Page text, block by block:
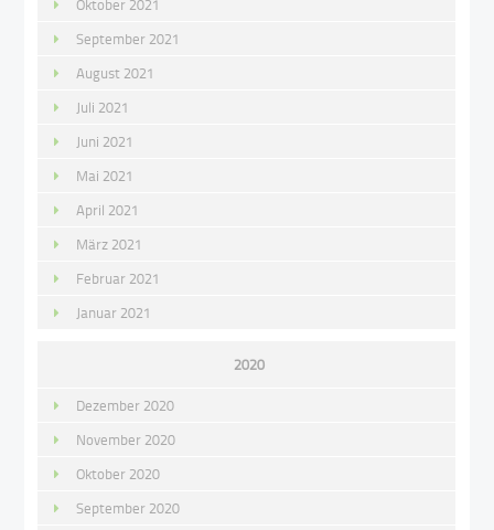
Oktober 2021
September 2021
August 2021
Juli 2021
Juni 2021
Mai 2021
April 2021
März 2021
Februar 2021
Januar 2021
2020
Dezember 2020
November 2020
Oktober 2020
September 2020